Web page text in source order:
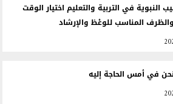
النبوية في التربية والتعليم اختيار الوقت
المناسب للوعْظ والإرشاد
في أمس الحاجة إليه